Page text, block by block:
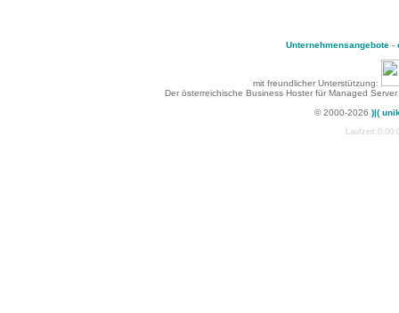
Unternehmensangebote-
mit freundlicher Unterstützung:
Der österreichische Business Hoster für Managed
© 2000-2026 )|(